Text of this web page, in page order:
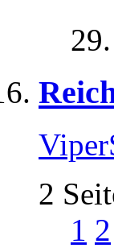
2
1 2